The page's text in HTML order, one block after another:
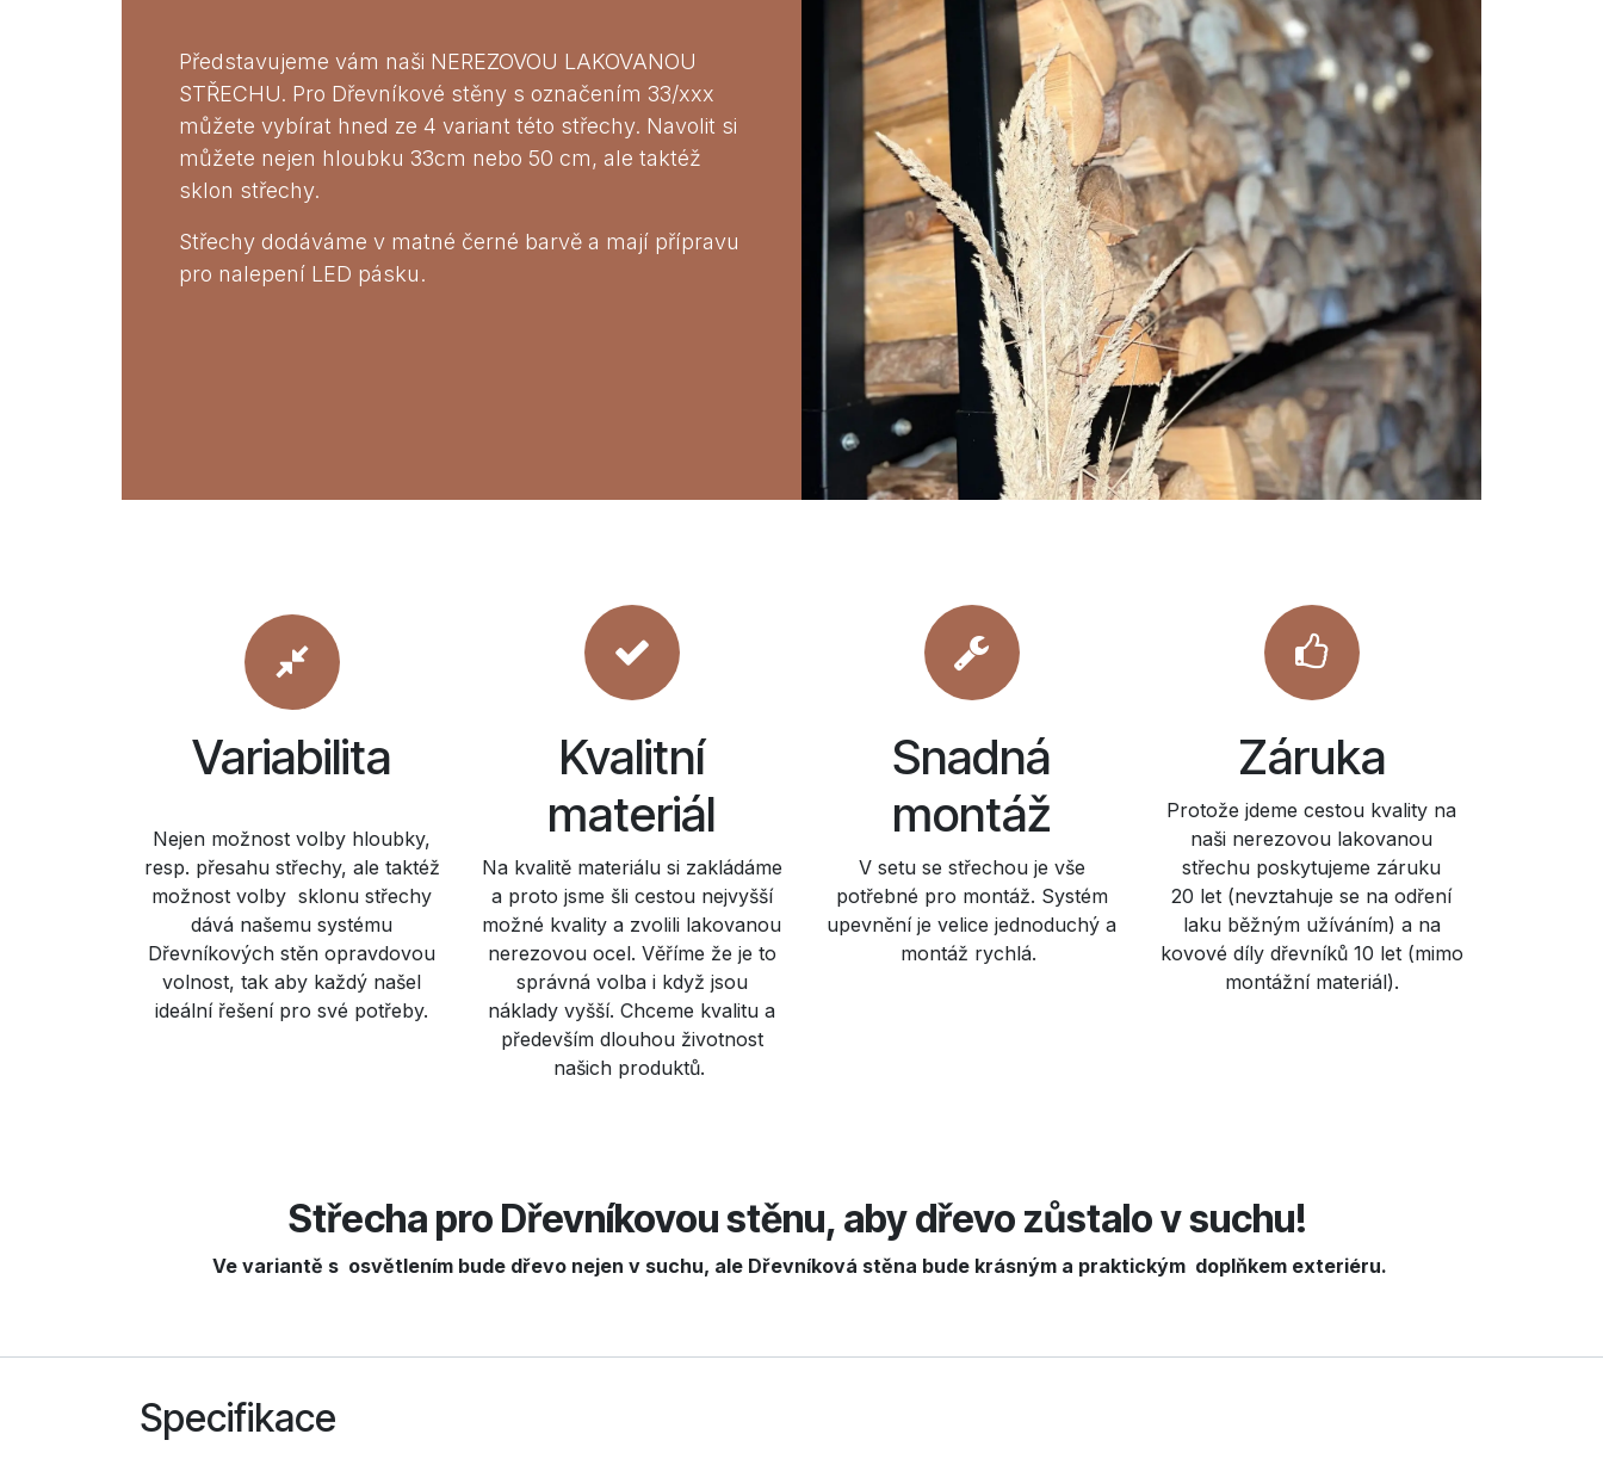
Představujeme vám naši NEREZOVOU LAKOVANOU
STŘECHU. Pro Dřevníkové stěny s označením 33/xxx
můžete vybírat hned ze 4 variant této střechy. Navolit si
můžete nejen hloubku 33cm nebo 50 cm, ale taktéž
sklon střechy.
Střechy dodáváme v matné černé barvě a mají přípravu
pro nalepení LED pásku.
Variabilita
Nejen možnost volby hloubky,
resp. přesahu střechy, ale taktéž
možnost volby sklonu střechy
dává našemu systému
Dřevníkových stěn opravdovou
volnost, tak aby každý našel
ideální řešení pro své potřeby.
Kvalitní
materiál
Na kvalitě materiálu si zakládáme
a proto jsme šli cestou nejvyšší
možné kvality a zvolili lakovanou
nerezovou ocel. Věříme že je to
správná volba i když jsou
náklady vyšší. Chceme kvalitu a
především dlouhou životnost
našich produktů.
Snadná
montáž
V setu se střechou je vše
potřebné pro montáž. Systém
upevnění je velice jednoduchý a
montáž rychlá.
Záruka
Protože jdeme cestou kvality na
naši nerezovou lakovanou
střechu poskytujeme záruku
20 let (nevztahuje se na odření
laku běžným užíváním) a na
kovové díly dřevníků 10 let (mimo
montážní materiál).
Střecha pro Dřevníkovou stěnu, aby dřevo zůstalo v suchu!
Ve variantě s osvětlením bude dřevo nejen v suchu, ale Dřevníková stěna bude krásným a praktickým doplňkem exteriéru.​
Specifikace